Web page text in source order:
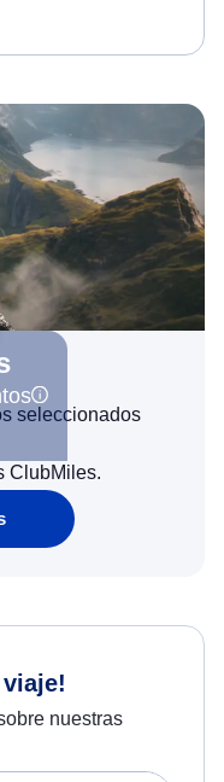
seleccionados
ClubMiles.
nuestras